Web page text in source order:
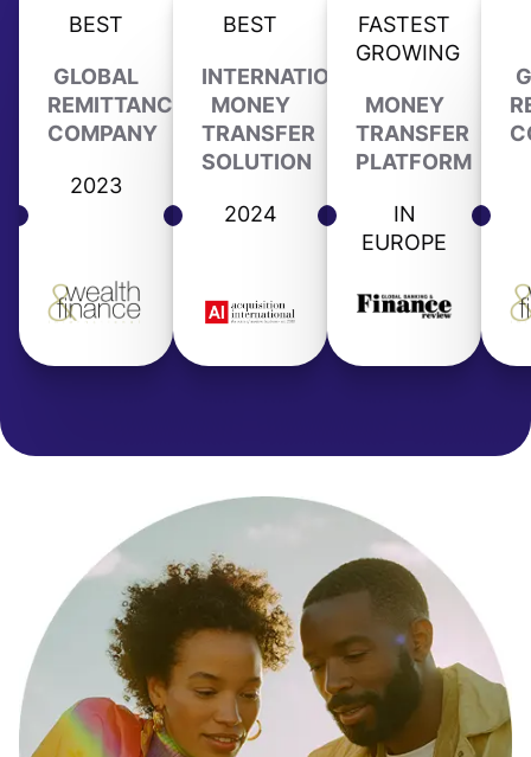
BEST
GLOBAL
REMITTANCE
COMPANY
2023
BEST
INTERNATIONAL
MONEY
TRANSFER
SOLUTION
2024
FASTEST
GROWING
MONEY
TRANSFER
PLATFORM
IN
EUROPE